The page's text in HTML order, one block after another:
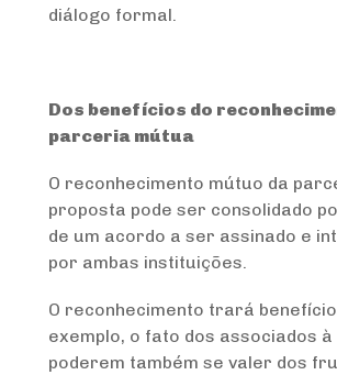
diálogo formal.
Dos benefícios do
parceria mútua
O reconhecimento mútuo da
proposta pode ser consolidado
de um acordo a ser assinado e
por ambas instituições.
O reconhecimento trará
exemplo, o fato dos associados à
poderem também se valer dos